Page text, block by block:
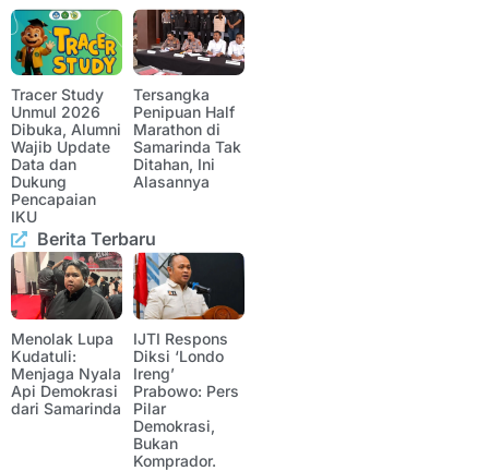
Tracer Study
Unmul 2026
Dibuka, Alumni
Wajib Update
Data dan
Dukung
Pencapaian
IKU
Tersangka
Penipuan Half
Marathon di
Samarinda Tak
Ditahan, Ini
Alasannya
Berita Terbaru
Menolak Lupa
Kudatuli:
Menjaga Nyala
Api Demokrasi
dari Samarinda
IJTI Respons
Diksi ‘Londo
Ireng’
Prabowo: Pers
Pilar
Demokrasi,
Bukan
Komprador.